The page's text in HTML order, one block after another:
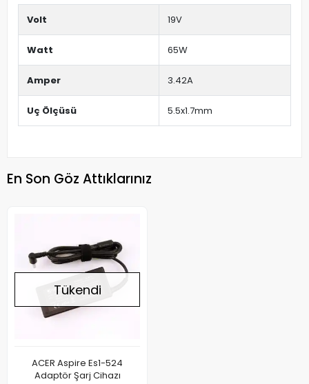
Volt 19V
Watt 65W
Amper 3.42A
Uç Ölçüsü 5.5x1.7mm
En Son Göz Attıklarınız
Tükendi
ACER Aspire Es1-524
Adaptör Şarj Cihazı